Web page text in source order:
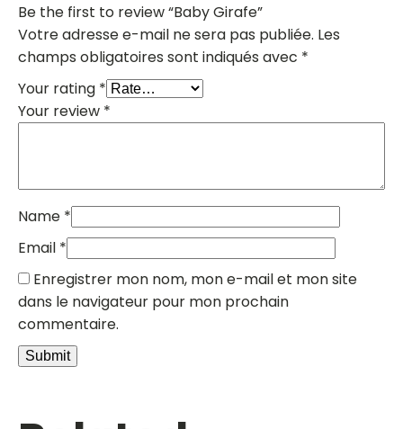
Be the first to review “Baby Girafe”
Votre adresse e-mail ne sera pas publiée. Les
champs obligatoires sont indiqués avec *
Your rating *
Your review *
Name *
Email *
Enregistrer mon nom, mon e-mail et mon site
dans le navigateur pour mon prochain
commentaire.